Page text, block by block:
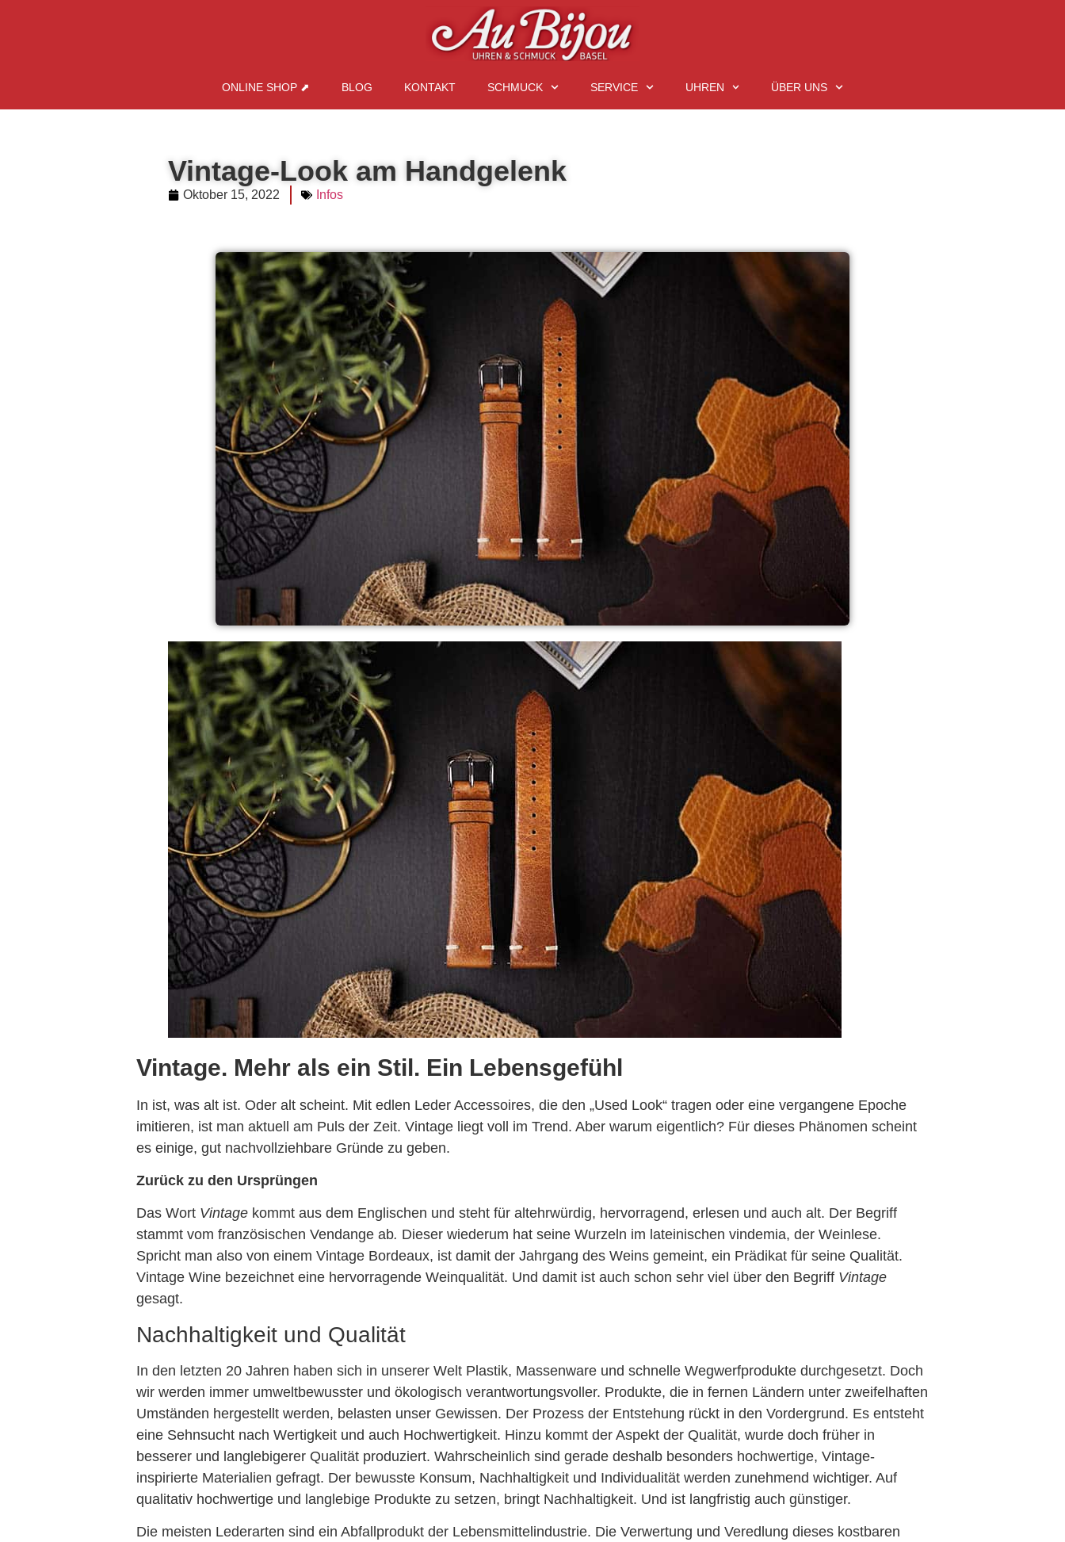
ONLINE SHOP ⬈ BLOG KONTAKT SCHMUCK SERVICE UHREN ÜBER UNS
Vintage-Look am Handgelenk
Oktober 15, 2022 Infos
Vintage. Mehr als ein Stil. Ein Lebensgefühl
In ist, was alt ist. Oder alt scheint. Mit edlen Leder Accessoires, die den „Used Look“ tragen oder eine vergangene Epoche
imitieren, ist man aktuell am Puls der Zeit. Vintage liegt voll im Trend. Aber warum eigentlich? Für dieses Phänomen scheint
es einige, gut nachvollziehbare Gründe zu geben.
Zurück zu den Ursprüngen
Das Wort Vintage kommt aus dem Englischen und steht für altehrwürdig, hervorragend, erlesen und auch alt. Der Begriff
stammt vom französischen Vendange ab. Dieser wiederum hat seine Wurzeln im lateinischen vindemia, der Weinlese.
Spricht man also von einem Vintage Bordeaux, ist damit der Jahrgang des Weins gemeint, ein Prädikat für seine Qualität.
Vintage Wine bezeichnet eine hervorragende Weinqualität. Und damit ist auch schon sehr viel über den Begriff Vintage
gesagt.
Nachhaltigkeit und Qualität
In den letzten 20 Jahren haben sich in unserer Welt Plastik, Massenware und schnelle Wegwerfprodukte durchgesetzt. Doch
wir werden immer umweltbewusster und ökologisch verantwortungsvoller. Produkte, die in fernen Ländern unter zweifelhaften
Umständen hergestellt werden, belasten unser Gewissen. Der Prozess der Entstehung rückt in den Vordergrund. Es entsteht
eine Sehnsucht nach Wertigkeit und auch Hochwertigkeit. Hinzu kommt der Aspekt der Qualität, wurde doch früher in
besserer und langlebigerer Qualität produziert. Wahrscheinlich sind gerade deshalb besonders hochwertige, Vintage-
inspirierte Materialien gefragt. Der bewusste Konsum, Nachhaltigkeit und Individualität werden zunehmend wichtiger. Auf
qualitativ hochwertige und langlebige Produkte zu setzen, bringt Nachhaltigkeit. Und ist langfristig auch günstiger.
Die meisten Lederarten sind ein Abfallprodukt der Lebensmittelindustrie. Die Verwertung und Veredlung dieses kostbaren